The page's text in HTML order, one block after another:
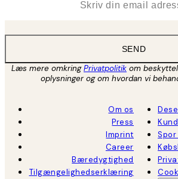
SEND
Læs mere omkringPrivatpolitik om
oplysninger og om hvordan vi
Om os
Press
Imprint
Career
Bæredygtighed
Tilgængelighedserklæring